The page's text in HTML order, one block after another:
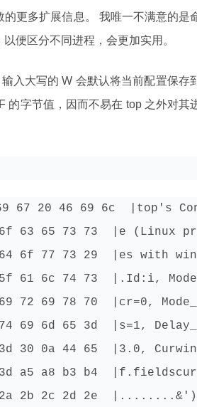
更多扩展信息。 我唯一不满意的是
便区分不同进程，会更加实用。
入大写的 W 会默认将当前配置保存
的字节值，因而不易在 top 之外对其
67 20 46 69 6c  |top's
63 65 73 73  |e (Linux
6f 77 73 29  |es with
5f 61 6c 74 73  |.Id:i,
72 69 78 70  |cr=0,
69 6d 65 3d  |s=1,
30 0a 44 65  |3.0,
3d a5 a8 b3 b4
2a 2b 2c 2d 2e